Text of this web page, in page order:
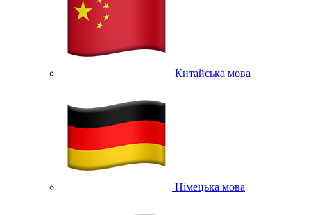
Китайська мова
Німецька мова